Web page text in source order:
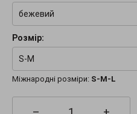
бежевий
Розмір:
S-M
Міжнародні розміри: S-M-L